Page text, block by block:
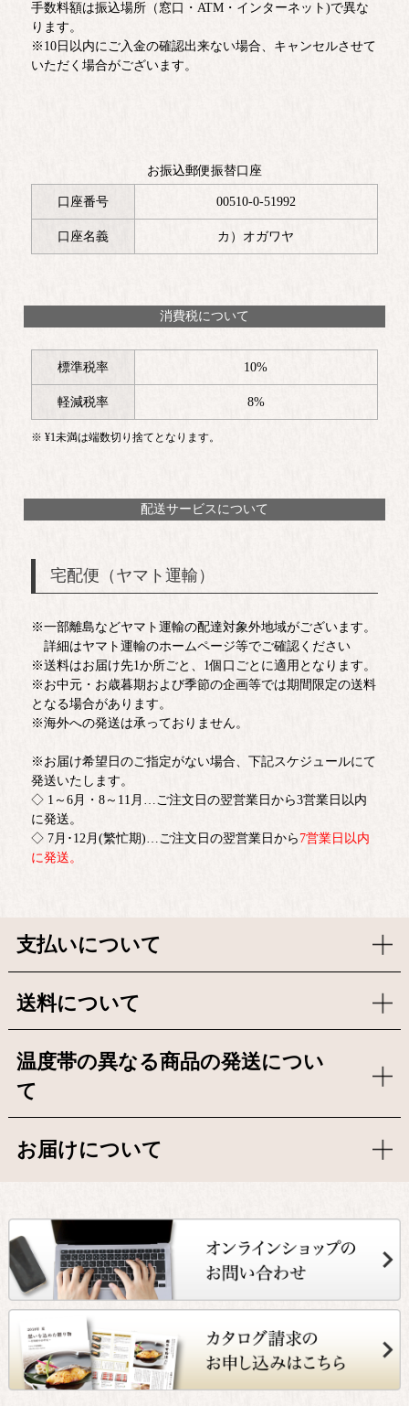
手数料額は振込場所（窓口・ATM・インターネット)で異な
ります。
※10日以内にご入金の確認出来ない場合、キャンセルさせて
いただく場合がございます。
お振込郵便振替口座
口座番号 00510-0-51992
口座名義 カ）オガワヤ
消費税について
標準税率 10%
軽減税率 8%
¥1未満は端数切り捨てとなります。
配送サービスについて
宅配便（ヤマト運輸）
※一部離島などヤマト運輸の配達対象外地域がございます。
詳細はヤマト運輸のホームページ等でご確認ください
※送料はお届け先1か所ごと、1個口ごとに適用となります。
※お中元・お歳暮期および季節の企画等では期間限定の送料
となる場合があります。
※海外への発送は承っておりません。
※お届け希望日のご指定がない場合、下記スケジュールにて
発送いたします。
◇ 1～6月・8～11月…ご注文日の翌営業日から3営業日以内
に発送。
◇ 7月･12月(繁忙期)…ご注文日の翌営業日から 7営業日以内
に発送。
支払いについて
送料について
温度帯の異なる商品の発送につい
て
お届けについて